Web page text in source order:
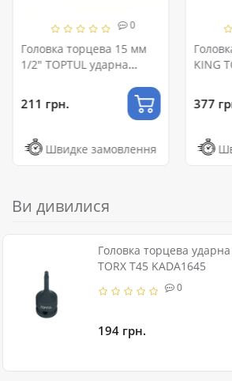
0
Головка торцева 15 мм
1/2" TOPTUL ударна
211 грн.
Швидке замовлення
KING
377
Ви дивилися
Головка торцева
TORX T45 KADA1645
0
194 грн.